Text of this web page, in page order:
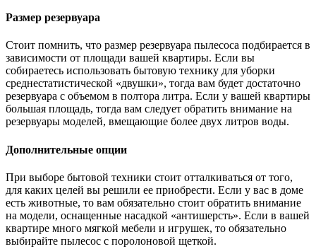
Размер резервуара
Стоит помнить, что размер резервуара пылесоса подбирается в
зависимости от площади вашей квартиры. Если вы
собираетесь использовать бытовую технику для уборки
среднестатистической «двушки», тогда вам будет достаточно
резервуара с объемом в полтора литра. Если у вашей квартиры
большая площадь, тогда вам следует обратить внимание на
резервуары моделей, вмещающие более двух литров воды.
Дополнительные опции
При выборе бытовой техники стоит отталкиваться от того,
для каких целей вы решили ее приобрести. Если у вас в доме
есть животные, то вам обязательно стоит обратить внимание
на модели, оснащенные насадкой «антишерсть». Если в вашей
квартире много мягкой мебели и игрушек, то обязательно
выбирайте пылесос с поролоновой щеткой.